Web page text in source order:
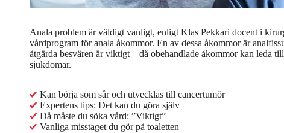
Anala problem är väldigt vanligt, enligt Klas Pekkari docent i
vårdprogram för anala åkommor. En av dessa åkommor är
åtgärda besvären är viktigt – då obehandlade åkommor kan leda
sjukdomar.
Kan börja som sår och utvecklas till cancertumör
Expertens tips: Det kan du göra själv
Då måste du söka vård: ”Viktigt”
Vanliga misstaget du gör på toaletten